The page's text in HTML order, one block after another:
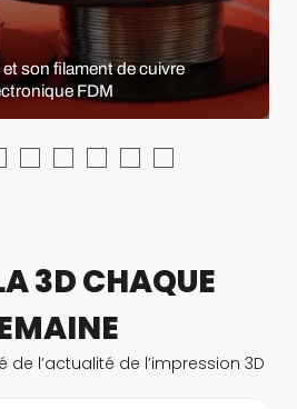
son filament de cuivre
FDM
3D CHAQUE
de l’actualité de l’impression 3D